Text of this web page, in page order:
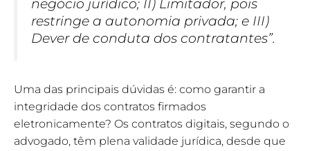
negócio jurídico; II) Limitador, pois
restringe a autonomia privada; e III)
Dever de conduta dos contratantes”.
Uma das principais dúvidas é: como garantir a
integridade dos contratos firmados
eletronicamente? Os contratos digitais, segundo o
advogado, têm plena validade jurídica, desde que